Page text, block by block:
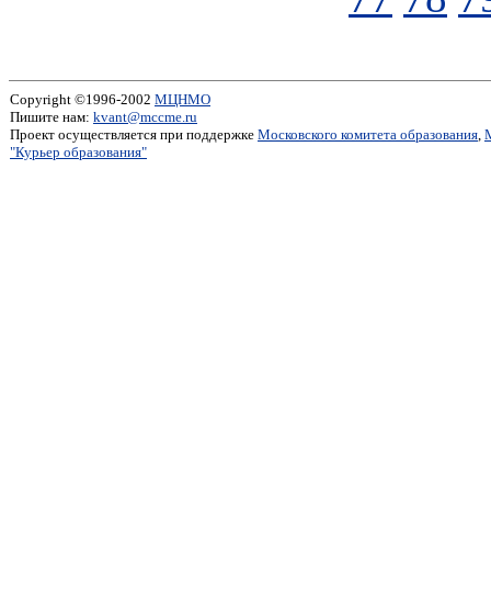
Copyright ©1996-2002 МЦНМО
Пишите нам: kvant@mccme.ru
Проект осуществляется при поддержке Московского комитета образования,
"Курьер образования"